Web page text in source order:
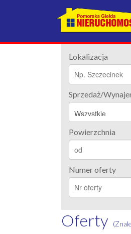
Lokalizacja
Sprzedaż/
Powierzchnia
Numer oferty
Oferty